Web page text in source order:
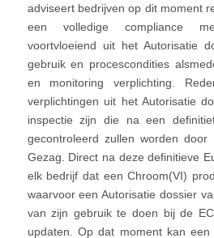
adviseert bedrijven op dit moment
een volledige compliance
voortvloeiend uit het Autorisatie
gebruik en procescondities
en monitoring verplichting.
verplichtingen uit het Autorisatie
inspectie zijn die na een
gecontroleerd zullen worden door
Gezag. Direct na deze definitieve
elk bedrijf dat een Chroom(VI)
waarvoor een Autorisatie dossier
van zijn gebruik te doen bij de
updaten. Op dat moment kan een